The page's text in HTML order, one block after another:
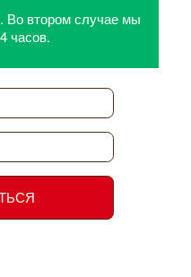
Во втором случае мы
часов.